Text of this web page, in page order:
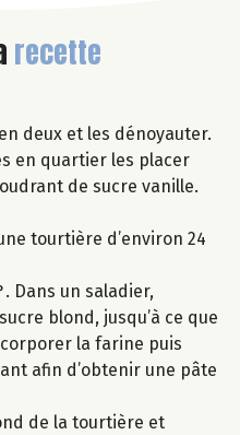
recette
deux et les dénoyauter.
en quartier les placer
de sucre vanille.
tourtière d’environ 24
Dans un saladier,
blond, jusqu’à ce que
la farine puis
afin d’obtenir une pâte
de la tourtière et